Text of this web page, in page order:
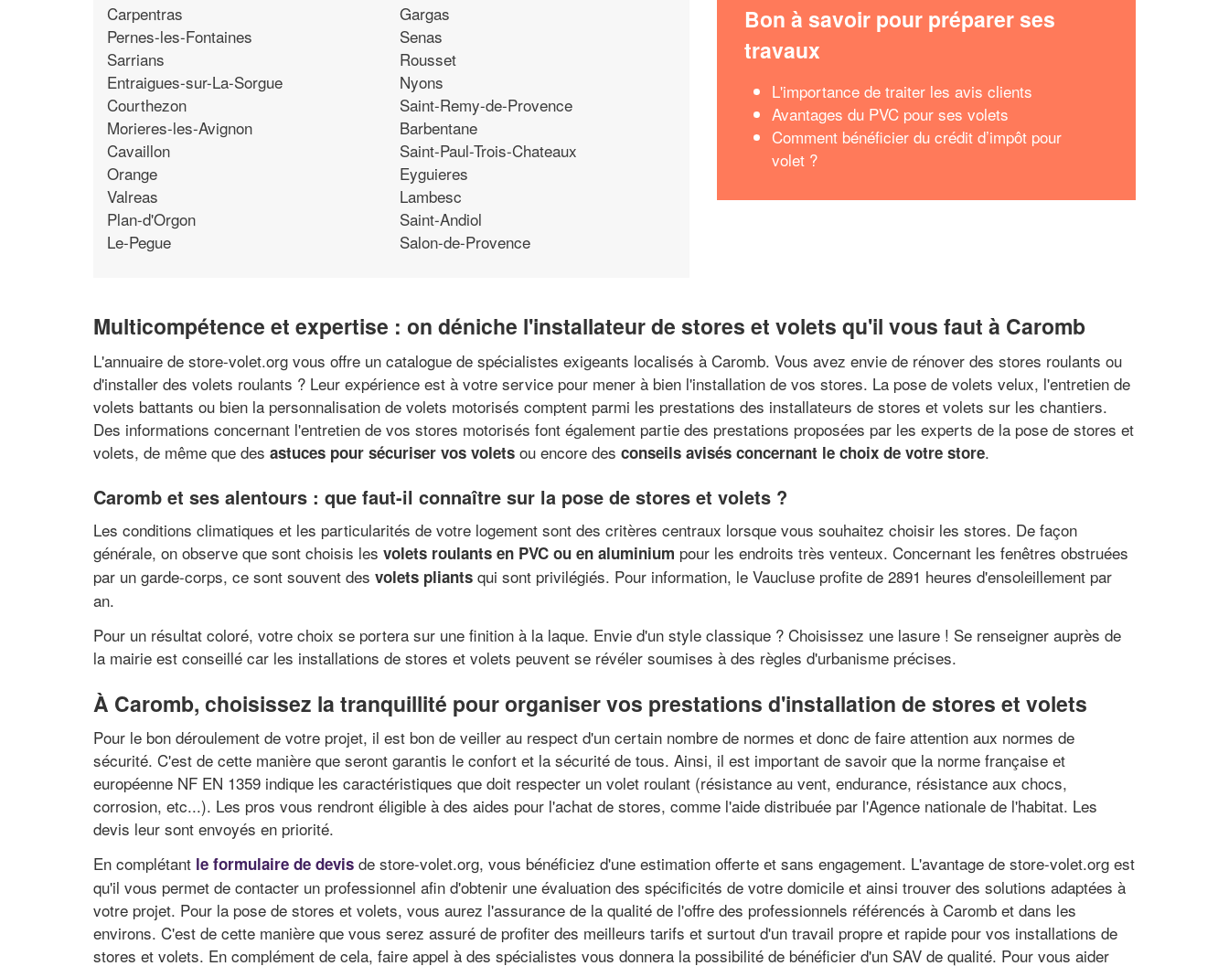
Carpentras
Pernes-les-Fontaines
Sarrians
Entraigues-sur-La-Sorgue
Courthezon
Morieres-les-Avignon
Cavaillon
Orange
Valreas
Plan-d'Orgon
Le-Pegue
Gargas
Senas
Rousset
Nyons
Saint-Remy-de-Provence
Barbentane
Saint-Paul-Trois-Chateaux
Eyguieres
Lambesc
Saint-Andiol
Salon-de-Provence
Bon à savoir pour préparer ses
travaux
L'importance de traiter les avis clients
Avantages du PVC pour ses volets
Comment bénéficier du crédit d’impôt pour
volet ?
Multicompétence et expertise : on déniche l'installateur de stores et volets qu'il vous faut à Caromb
L'annuaire de store-volet.org vous offre un catalogue de spécialistes exigeants localisés à Caromb. Vous avez envie de rénover des stores roulants ou
d'installer des volets roulants ? Leur expérience est à votre service pour mener à bien l'installation de vos stores. La pose de volets velux, l'entretien de
volets battants ou bien la personnalisation de volets motorisés comptent parmi les prestations des installateurs de stores et volets sur les chantiers.
Des informations concernant l'entretien de vos stores motorisés font également partie des prestations proposées par les experts de la pose de stores et
volets, de même que des astuces pour sécuriser vos volets ou encore des conseils avisés concernant le choix de votre store.
Caromb et ses alentours : que faut-il connaître sur la pose de stores et volets ?
Les conditions climatiques et les particularités de votre logement sont des critères centraux lorsque vous souhaitez choisir les stores. De façon
générale, on observe que sont choisis les volets roulants en PVC ou en aluminium pour les endroits très venteux. Concernant les fenêtres obstruées
par un garde-corps, ce sont souvent des volets pliants qui sont privilégiés. Pour information, le Vaucluse profite de 2891 heures d'ensoleillement par
an.
Pour un résultat coloré, votre choix se portera sur une finition à la laque. Envie d'un style classique ? Choisissez une lasure ! Se renseigner auprès de
la mairie est conseillé car les installations de stores et volets peuvent se révéler soumises à des règles d'urbanisme précises.
À Caromb, choisissez la tranquillité pour organiser vos prestations d'installation de stores et volets
Pour le bon déroulement de votre projet, il est bon de veiller au respect d'un certain nombre de normes et donc de faire attention aux normes de
sécurité. C'est de cette manière que seront garantis le confort et la sécurité de tous. Ainsi, il est important de savoir que la norme française et
européenne NF EN 1359 indique les caractéristiques que doit respecter un volet roulant (résistance au vent, endurance, résistance aux chocs,
corrosion, etc...). Les pros vous rendront éligible à des aides pour l'achat de stores, comme l'aide distribuée par l'Agence nationale de l'habitat. Les
devis leur sont envoyés en priorité.
En complétant le formulaire de devis de store-volet.org, vous bénéficiez d'une estimation offerte et sans engagement. L'avantage de store-volet.org est
qu'il vous permet de contacter un professionnel afin d'obtenir une évaluation des spécificités de votre domicile et ainsi trouver des solutions adaptées à
votre projet. Pour la pose de stores et volets, vous aurez l'assurance de la qualité de l'offre des professionnels référencés à Caromb et dans les
environs. C'est de cette manière que vous serez assuré de profiter des meilleurs tarifs et surtout d'un travail propre et rapide pour vos installations de
stores et volets. En complément de cela, faire appel à des spécialistes vous donnera la possibilité de bénéficier d'un SAV de qualité. Pour vous aider